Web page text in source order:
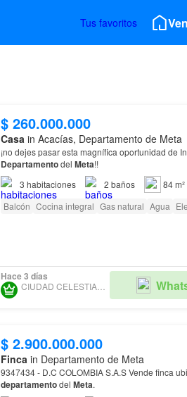
Tus favoritos
$ 260.000.000
Casain Acacías, Departamento de Meta
¡no dejes pasar esta magnífica oportunidad de
Departamentodel Meta!!
3 habitaciones 2 baños
84 m²
Balcón Cocina integral Gas natural Agua
Hace 3 días
CIUDAD CELESTIAL INMOBILIARIA
$ 2.900.000.000
Finca in Departamento de Meta
9347434 - D.C COLOMBIA S.A.S Vende finca
departamentodel Meta.